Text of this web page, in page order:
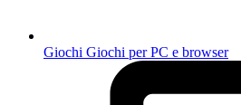
Giochi Giochi per PC e browser